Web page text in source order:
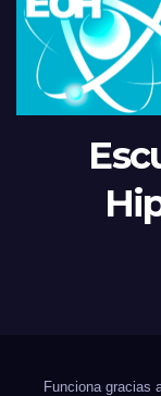
Funciona gracias